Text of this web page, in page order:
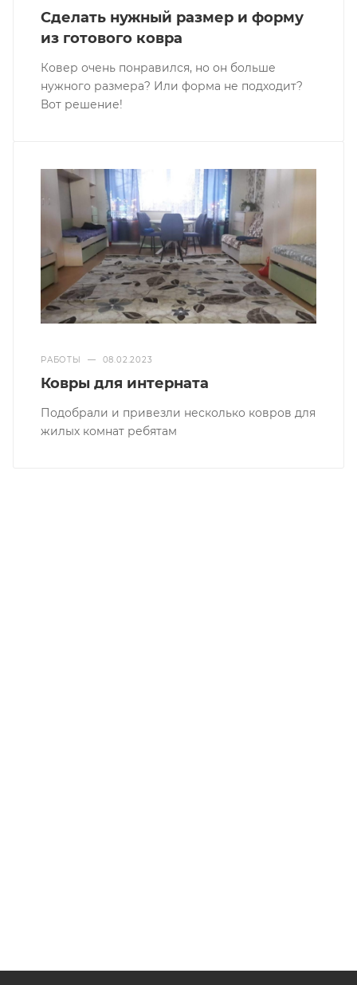
Сделать нужный размер и форму
из готового ковра
Ковер очень понравился, но он больше
нужного размера? Или форма не подходит?
Вот решение!
РАБОТЫ — 08.02.2023
Ковры для интерната
Подобрали и привезли несколько ковров для
жилых комнат ребятам